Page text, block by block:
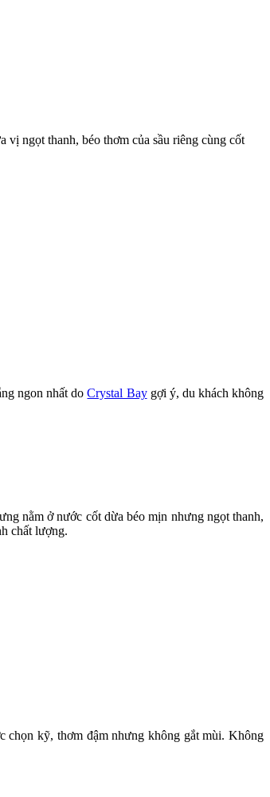
ngọt thanh, béo thơm của sầu riêng cùng cốt
ngon nhất doCrystal Baygợi ý, du khách không
nằm ở nước cốt dừa béo mịn nhưng ngọt thanh,
chất lượng.
chọn kỹ, thơm đậm nhưng không gắt mùi. Không